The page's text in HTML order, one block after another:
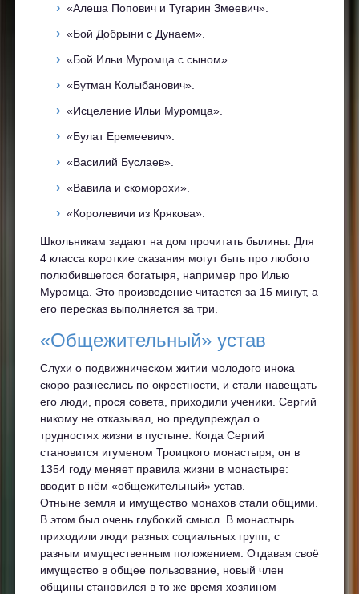
«Алеша Попович и Тугарин Змеевич».
«Бой Добрыни с Дунаем».
«Бой Ильи Муромца с сыном».
«Бутман Колыбанович».
«Исцеление Ильи Муромца».
«Булат Еремеевич».
«Василий Буслаев».
«Вавила и скоморохи».
«Королевичи из Крякова».
Школьникам задают на дом прочитать былины. Для
4 класса короткие сказания могут быть про любого
полюбившегося богатыря, например про Илью
Муромца. Это произведение читается за 15 минут, а
его пересказ выполняется за три.
«Общежительный» устав
Слухи о подвижническом житии молодого инока
скоро разнеслись по окрестности, и стали навещать
его люди, прося совета, приходили ученики. Сергий
никому не отказывал, но предупреждал о
трудностях жизни в пустыне. Когда Сергий
становится игуменом Троицкого монастыря, он в
1354 году меняет правила жизни в монастыре:
вводит в нём «общежительный» устав.
Отныне земля и имущество монахов стали общими.
В этом был очень глубокий смысл. В монастырь
приходили люди разных социальных групп, с
разным имущественным положением. Отдавая своё
имущество в общее пользование, новый член
общины становился в то же время хозяином